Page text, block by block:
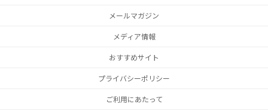
メールマガジン
メディア情報
おすすめサイト
プライバシーポリシー
ご利用にあたって